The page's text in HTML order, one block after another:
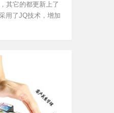
其它的都更新上了
用了JQ技术，增加